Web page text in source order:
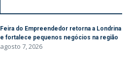
Feira do Empreendedor retorna a Londrina
e fortalece pequenos negócios na região
agosto 7, 2026